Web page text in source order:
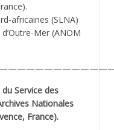
africaines (SLNA)
Mer (ANOM
Service des
Nationales
France).